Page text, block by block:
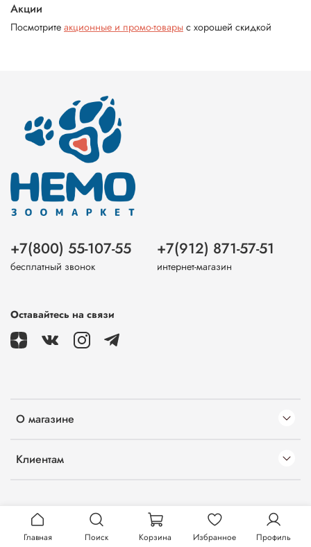
Акции
Посмотрите акционные и промо-товары с хорошей скидкой
О магазине
Клиентам
+7(800) 55-107-55
бесплатный звонок
+7(912) 871-57-51
интернет-магазин
Оставайтесь на связи
Главная Поиск Корзина Избранное Профиль